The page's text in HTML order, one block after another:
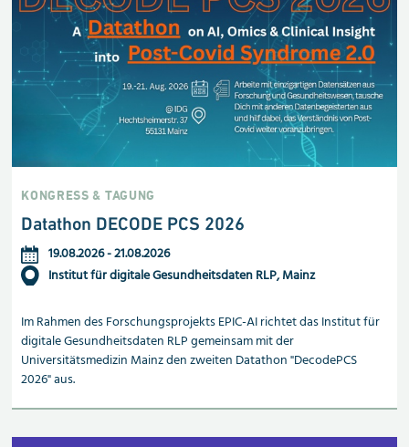
KONGRESS & TAGUNG
Datathon DECODE PCS 2026
19.08.2026-21.08.2026
Institut für digitale Gesundheitsdaten RLP, Mainz
Im Rahmen des Forschungsprojekts EPIC-AI richtet das Institut für
digitale Gesundheitsdaten RLP gemeinsam mit der
Universitätsmedizin Mainz den zweiten Datathon "DecodePCS
2026" aus.